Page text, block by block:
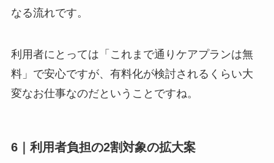
なる流れです。
利用者にとっては「これまで通りケアプランは無
料」で安心ですが、有料化が検討されるくらい大
変なお仕事なのだということですね。
6｜利用者負担の2割対象の拡大案